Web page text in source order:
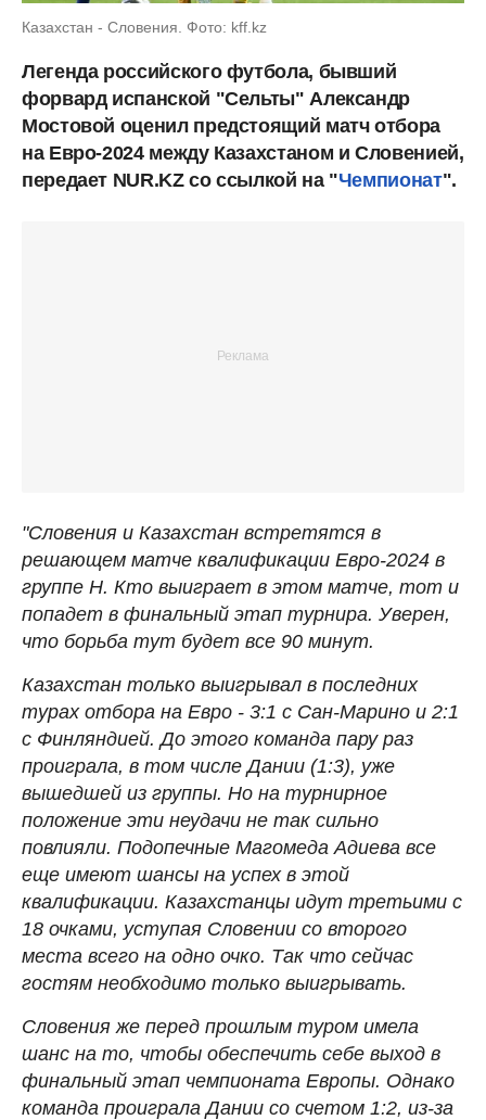
Казахстан - Словения. Фото: kff.kz
Легенда российского футбола, бывший
форвард испанской "Сельты" Александр
Мостовой оценил предстоящий матч отбора
на Евро-2024 между Казахстаном и Словенией,
передает NUR.KZ со ссылкой на "Чемпионат".
"Словения и Казахстан встретятся в
решающем матче квалификации Евро-2024 в
группе H. Кто выиграет в этом матче, тот и
попадет в финальный этап турнира. Уверен,
что борьба тут будет все 90 минут.
Казахстан только выигрывал в последних
турах отбора на Евро - 3:1 с Сан-Марино и 2:1
с Финляндией. До этого команда пару раз
проиграла, в том числе Дании (1:3), уже
вышедшей из группы. Но на турнирное
положение эти неудачи не так сильно
повлияли. Подопечные Магомеда Адиева все
еще имеют шансы на успех в этой
квалификации. Казахстанцы идут третьими с
18 очками, уступая Словении со второго
места всего на одно очко. Так что сейчас
гостям необходимо только выигрывать.
Словения же перед прошлым туром имела
шанс на то, чтобы обеспечить себе выход в
финальный этап чемпионата Европы. Однако
команда проиграла Дании со счетом 1:2, из-за